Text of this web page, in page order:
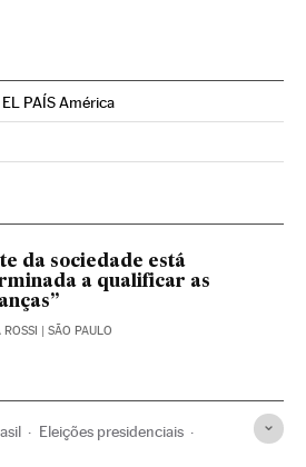
PAÍS América
Instagram
da sociedade está
a qualificar as
| SÃO PAULO
Eleições presidenciais